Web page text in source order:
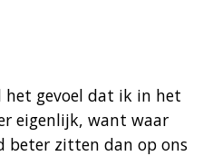
het gevoel dat ik in het
eigenlijk, want waar
beter zitten dan op ons